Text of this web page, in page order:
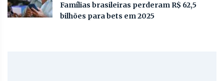
Famílias brasileiras perderam R$ 62,5
bilhões para bets em 2025